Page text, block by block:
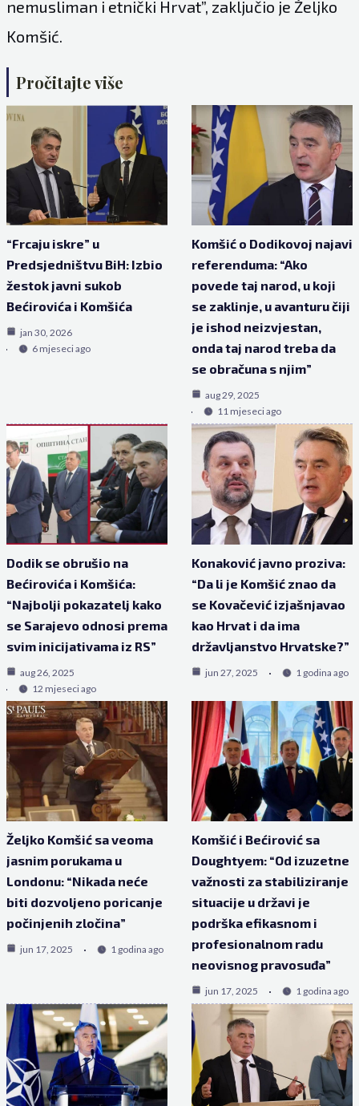
nemusliman i etnički Hrvat”, zaključio je Željko
Komšić.
Pročitajte više
“Frcaju iskre” u
Predsjedništvu BiH: Izbio
žestok javni sukob
Bećirovića i Komšića
jan 30, 2026
6 mjeseci ago
Komšić o Dodikovoj najavi
referenduma: “Ako
povede taj narod, u koji
se zaklinje, u avanturu čiji
je ishod neizvjestan,
onda taj narod treba da
se obračuna s njim”
aug 29, 2025
11 mjeseci ago
Dodik se obrušio na
Bećirovića i Komšića:
“Najbolji pokazatelj kako
se Sarajevo odnosi prema
svim inicijativama iz RS”
aug 26, 2025
12 mjeseci ago
Konaković javno proziva:
“Da li je Komšić znao da
se Kovačević izjašnjavao
kao Hrvat i da ima
državljanstvo Hrvatske?”
jun 27, 2025 1 godina ago
Željko Komšić sa veoma
jasnim porukama u
Londonu: “Nikada neće
biti dozvoljeno poricanje
počinjenih zločina”
jun 17, 2025 1 godina ago
Komšić i Bećirović sa
Doughtyem: “Od izuzetne
važnosti za stabiliziranje
situacije u državi je
podrška efikasnom i
profesionalnom radu
neovisnog pravosuđa”
jun 17, 2025 1 godina ago